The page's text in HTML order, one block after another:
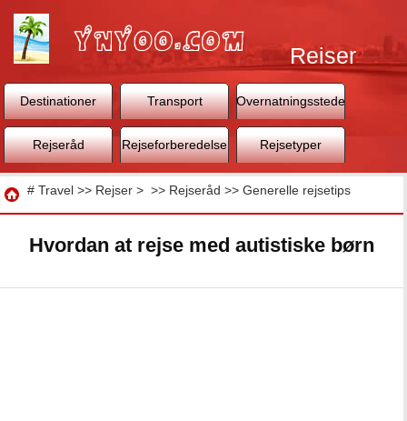
Rejser
Destinationer Transport Overnatningssteder
Rejseråd Rejseforberedelse Rejsetyper
Rejse
# Travel >> Rejser > >> Rejseråd >> Generelle rejsetips
Hvordan at rejse med autistiske børn